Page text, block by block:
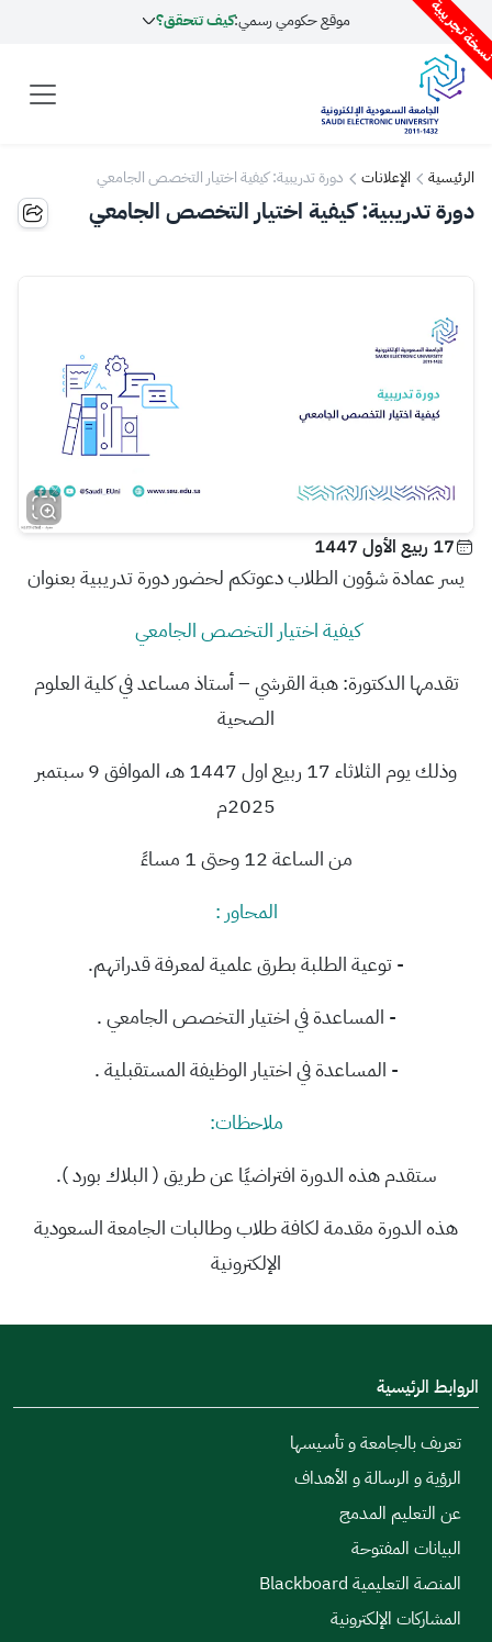
تجريبية موقع حكومي رسمي:كيف تتحقق؟
الرئيسية الإعلانات دورة تدريبية: كيفية اختيار التخصص الجامعي
دورة تدريبية: كيفية اختيار التخصص الجامعي
17 ربيع الأول 1447
يسر عمادة شؤون الطلاب دعوتكم لحضور دورة تدريبية بعنوان
كيفية اختيار التخصص الجامعي
تقدمها الدكتورة: هبة القرشي – أستاذ مساعد في كلية العلوم
الصحية
وذلك يوم الثلاثاء 17 ربيع اول 1447 هـ، الموافق 9 سبتمبر
2025م
من الساعة 12 وحتى 1 مساءً
المحاور :
- توعية الطلبة بطرق علمية لمعرفة قدراتهم.
- المساعدة في اختيار التخصص الجامعي .
- المساعدة في اختيار الوظيفة المستقبلية .
ملاحظات:
ستقدم هذه الدورة افتراضيًا عن طريق ( البلاك بورد ).
هذه الدورة مقدمة لكافة طلاب وطالبات الجامعة السعودية
الإلكترونية
الروابط الرئيسية
تعريف بالجامعة و تأسيسها
الرؤية و الرسالة و الأهداف
عن التعليم المدمج
البيانات المفتوحة
المنصة التعليمية Blackboard
المشاركات الإلكترونية